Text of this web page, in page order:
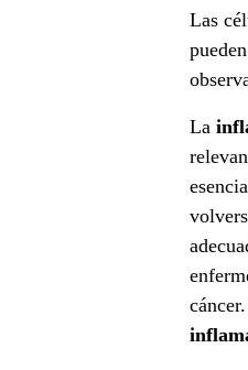
n
m
u
n
i
t
a
r
Las
La